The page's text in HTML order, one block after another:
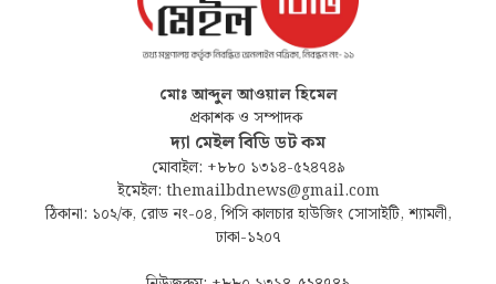
মোঃ আব্দুল আওয়াল হিমেল
প্রকাশক ও সম্পাদক
দ্যা মেইল বিডি ডট কম
মোবাইল: +৮৮০ ১৩১৪-৫২৪৭৪৯
ইমেইল: themailbdnews@gmail.com
ঠিকানা: ১০২/ক, রোড নং-০৪, পিসি কালচার হাউজিং সোসাইটি, শ্যামলী,
ঢাকা-১২০৭